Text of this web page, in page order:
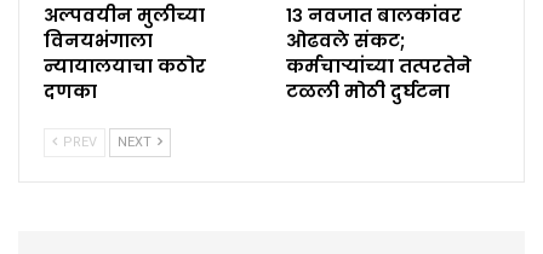
अल्पवयीन मुलीच्या
विनयभंगाला
न्यायालयाचा कठोर
दणका
१३ नवजात बालकांवर
ओढवले संकट;
कर्मचाऱ्यांच्या तत्परतेने
टळली मोठी दुर्घटना
PREV NEXT